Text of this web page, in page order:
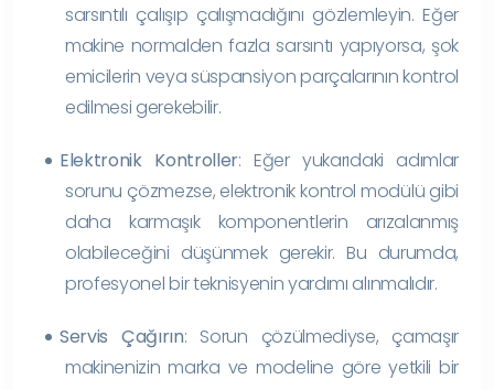
sarsıntılı çalışıp çalışmadığını gözlemleyin. Eğer
makine normalden fazla sarsıntı yapıyorsa, şok
emicilerin veya süspansiyon parçalarının kontrol
edilmesi gerekebilir.
Elektronik Kontroller: Eğer yukarıdaki adımlar
sorunu çözmezse, elektronik kontrol modülü gibi
daha karmaşık komponentlerin arızalanmış
olabileceğini düşünmek gerekir. Bu durumda,
profesyonel bir teknisyenin yardımı alınmalıdır.
Servis Çağırın: Sorun çözülmediyse, çamaşır
makinenizin marka ve modeline göre yetkili bir